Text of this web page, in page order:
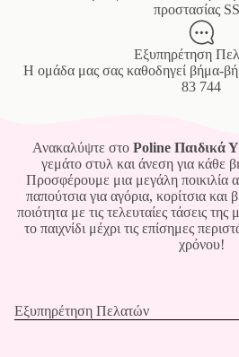
προστασίας
Εξυπηρέτηση
Η ομάδα μας σας καθοδηγεί βήμα-
83 744
Ανακαλύψτε στο Poline Παιδικά
γεμάτο στυλ και άνεση για κάθε
Προσφέρουμε μια μεγάλη ποικιλία
παπούτσια για αγόρια, κορίτσια και
ποιότητα με τις τελευταίες τάσεις
το παιχνίδι μέχρι τις επίσημες
χρόνου!
Εξυπηρέτηση Πελατών